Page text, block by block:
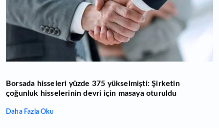
Borsada hisseleri yüzde 375 yükselmişti: Şirketin
çoğunluk hisselerinin devri için masaya oturuldu
Daha Fazla Oku